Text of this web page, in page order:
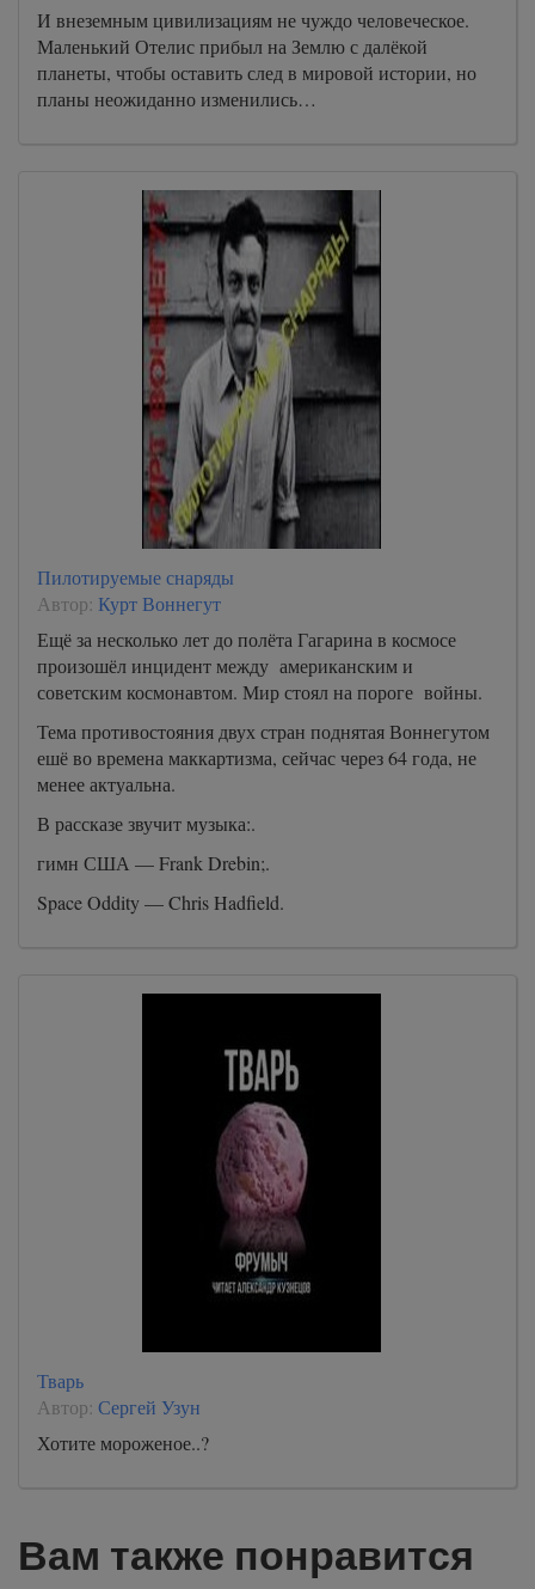
И внеземным цивилизациям не чуждо человеческое.
Маленький Отелис прибыл на Землю с далёкой
планеты, чтобы оставить след в мировой истории, но
планы неожиданно изменились…
Пилотируемые снаряды
Автор: Курт Воннегут
Ещё за несколько лет до полёта Гагарина в космосе
произошёл инцидент между американским и
советским космонавтом. Мир стоял на пороге войны.
Тема противостояния двух стран поднятая Воннегутом
ешё во времена маккартизма, сейчас через 64 года, не
менее актуальна.
В рассказе звучит музыка:.
гимн США — Frank Drebin;.
Space Oddity — Chris Hadfield.
Тварь
Автор: Сергей Узун
Хотите мороженое..?
Вам также понравится